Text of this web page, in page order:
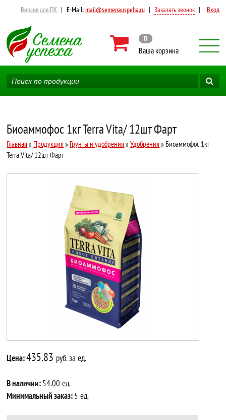
Версия для ПК | E-Mail:mail@semenauspeha.ru | Заказать звонок | Вход
0
Ваша корзина
Биоаммофос 1кг Terra Vita/ 12шт Фарт
Главная » Продукция » Грунты и удобрения »Удобрения » Биоаммофос 1кг
Terra Vita/ 12шт Фарт
Цена:435.83 руб. за ед.
В наличии:54.00 ед.
Минимальный заказ:5 ед.